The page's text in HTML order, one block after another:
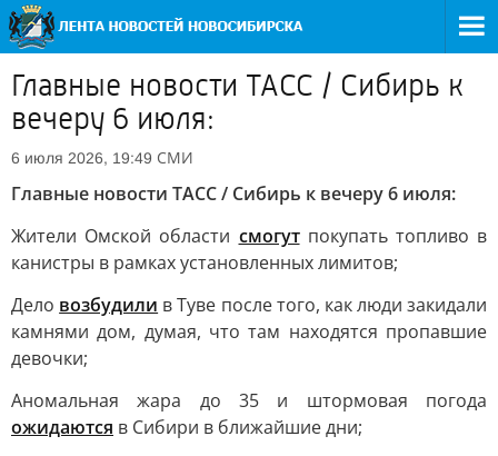
Главные новости ТАСС / Сибирь к
вечеру 6 июля:
6 июля 2026, 19:49 СМИ
Главные новости ТАСС / Сибирь к вечеру 6 июля:
Жители Омской области смогутпокупать топливо в
канистры в рамках установленных лимитов;
Дело возбудили в Туве после того, как люди закидали
камнями дом, думая, что там находятся пропавшие
девочки;
Аномальная жара до 35 и штормовая погода
ожидаются в Сибири в ближайшие дни;